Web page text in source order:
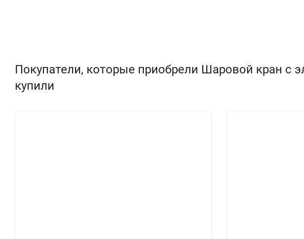
Покупатели, которые приобрели Шаровой кран с
купили